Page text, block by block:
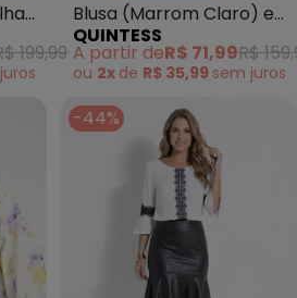
199,99
juros
Blusa (Marrom Claro) em
Linho
QUINTESS
A partir deR$ 71,99R$
ou 2x de R$ 35,99 sem juros
-44%